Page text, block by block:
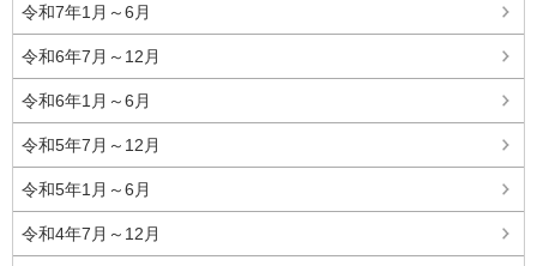
令和7年1月～6月
令和6年7月～12月
令和6年1月～6月
令和5年7月～12月
令和5年1月～6月
令和4年7月～12月